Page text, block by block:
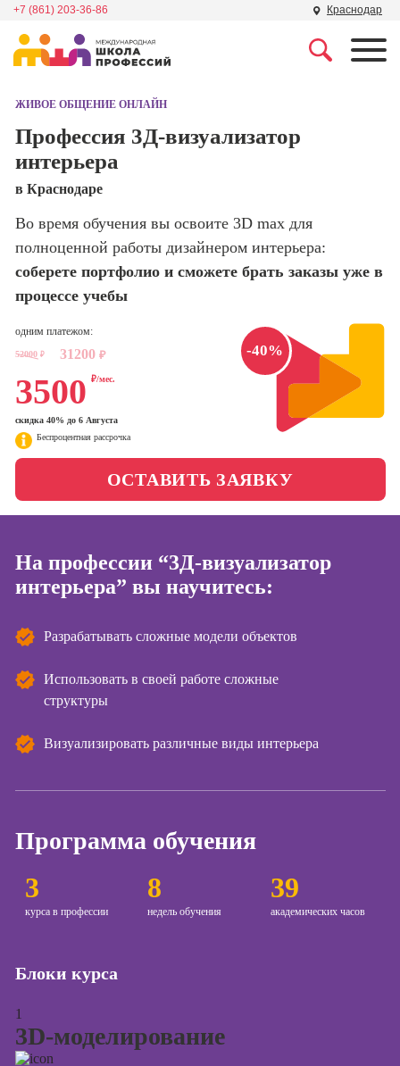
+7 (861) 203-36-86 Краснодар
Школа дизайна
Школа нейросетей и
Школа психологии
Школа актерского
Школа бизнеса и
управления
Фотошкола
поисковой
сайтов)
Профессия
Интернет-
Менеджер по
маркетингу в
социальных
сетях (SMM-
менеджер)
Специалист по
таргетингу
Курсы по
оптимизации
сайтов)
Курсы
контекстной
ЖИВОЕ ОБЩЕНИЕ ОНЛАЙН
Профессия 3Д-визуализатор
интерьера
в Краснодаре
Во время обучения вы освоите 3D max для
полноценной работы дизайнером интерьера:
соберете портфолио и сможете брать заказы уже в
процессе учебы
-40%
одним платежом:
52000 ₽ 31200 ₽
3500 ₽/мес.
скидка 40% до 6 Августа
Беспроцентная рассрочка
ОСТАВИТЬ ЗАЯВКУ
На профессии “3Д-визуализатор
интерьера” вы научитесь:
Разрабатывать сложные модели объектов
Использовать в своей работе сложные
структуры
Визуализировать различные виды интерьера
3
курса в профессии
8
недель обучения
39
академических часов
Программа обучения
Блоки курса
1
3D-моделирование